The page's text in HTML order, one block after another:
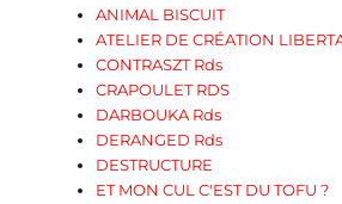
ANIMAL BISCUIT
ATELIER DE CRÉATION
CONTRASZT Rds
CRAPOULET RDS
DARBOUKA Rds
DERANGED Rds
DESTRUCTURE
ET MON CUL C'EST DU TOFU ?